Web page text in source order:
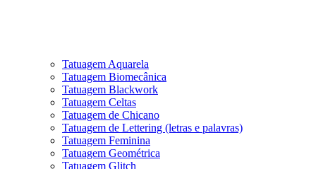
Tatuagem Aquarela
Tatuagem Biomecânica
Tatuagem Blackwork
Tatuagem Celtas
Tatuagem de Chicano
Tatuagem de Lettering (letras e palavras)
Tatuagem Feminina
Tatuagem Geométrica
Tatuagem Glitch